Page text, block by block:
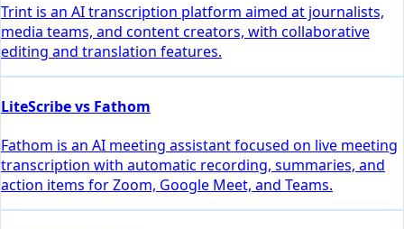
Trint is an AI transcription platform aimed at journalists,
media teams, and content creators, with collaborative
editing and translation features.
LiteScribe vs Fathom
Fathom is an AI meeting assistant focused on live meeting
transcription with automatic recording, summaries, and
action items for Zoom, Google Meet, and Teams.